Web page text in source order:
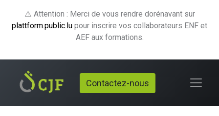
⚠️ Attention : Merci de vous rendre dorénavant sur
plattform.public.lu pour inscrire vos collaborateurs ENF et
AEF aux formations.
Contactez-nous